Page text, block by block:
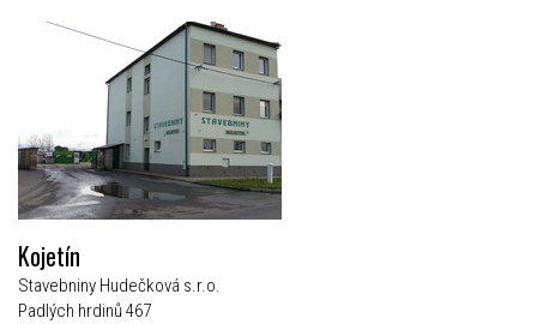
Kojetín
Stavebniny Hudečková s.r.o.
Padlých hrdinů 467